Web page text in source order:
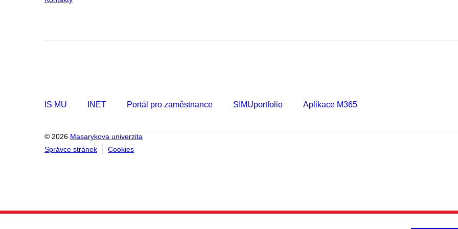
IS MU INET Portál pro zaměstnance SIMUportfolio Aplikace M365
© 2026 Masarykova univerzita
Správce stránek
Cookies